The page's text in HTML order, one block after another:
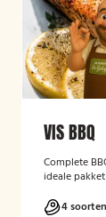
VIS BBQ
Complete
ideale
4